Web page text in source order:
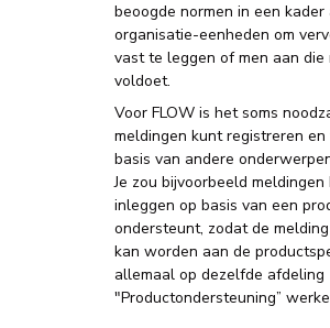
beoogde normen in een
organisatie-eenheden om
vast te leggen of men aan die
voldoet.
Voor FLOW is het soms
meldingen kunt registreren
basis van andere
Je zou bijvoorbeeld meldingen
inleggen op basis van een
ondersteunt, zodat de
kan worden aan de
allemaal op dezelfde afdeling
"Productondersteuning”